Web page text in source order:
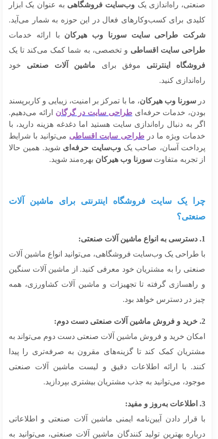
راه‌اندازی یک وب‌سایت فروشگاهیبه عنوان یک ابزار
برای کسب‌وکارهای فعال در این حوزه به شمار می‌آید.
طراحی سایت سورنا وب هیرکانبا ارائه خدمات
سایت اقساطیو تخصصی، به شما کمک می‌کند تا یک
اینترنتیموفق برایماشین آلات صنعتیخود
کنید.
سورنا وب هیرکان، ما با تمرکز بر امنیت، زیبایی و کاربرپسند
خدمات حرفه‌ای طراحی سایت در گرگانارائه می‌دهیم.
به دنبال راه‌اندازی سایت هستید اما دغدغه هزینه دارید، با
ویژه ما در طراحی سایت اقساطی می‌توانید با شرایط
آسان، صاحب یکوب‌سایت حرفه‌ایشوید. همین حالا
تجربه متفاوتسورنا وب هیرکانبهره‌مند شوید.
یک سایت فروشگاه اینترنتی برای ماشین آلات
طراحی یک وب‌سایت فروشگاهی، می‌توانید انواع ماشین آلات
را به مشتریان خود معرفی کنید. از ماشین آلات سنگین
گرفته تا تجهیزات و ماشین آلات کشاورزی، همه
در دسترس خواهد بود.
خرید و فروش ماشین آلات صنعتی دست دوم می‌تواند به
کمک کند تا گزینه‌های مقرون به صرفه‌تری را پیدا
با ارائه اطلاعات دقیق و لیست ماشین آلات صنعتی
می‌توانید به جذب مشتریان بیشتری بپردازید.
قرار دادن آیین‌نامه ایمنی ماشین آلات صنعتی و اطلاعاتی
بهترین تولید کنندگان ماشین آلات صنعتی، می‌توانید به